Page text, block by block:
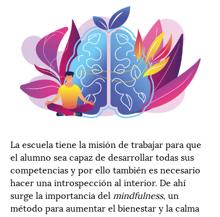
La escuela tiene la misión de trabajar para que
el alumno sea capaz de desarrollar todas sus
competencias y por ello también es necesario
hacer una introspección al interior. De ahí
surge la importancia del mindfulness, un
método para aumentar el bienestar y la calma